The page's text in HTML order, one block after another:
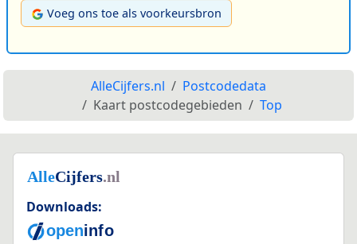
Voeg ons toe als voorkeursbron
AlleCijfers.nl
Postcodedata
Kaart postcodegebieden
Top
Downloads: